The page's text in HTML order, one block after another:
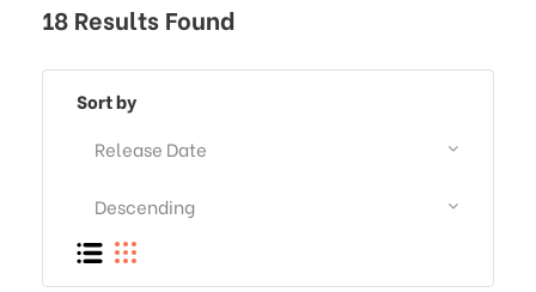
18 Results Found
Sort by